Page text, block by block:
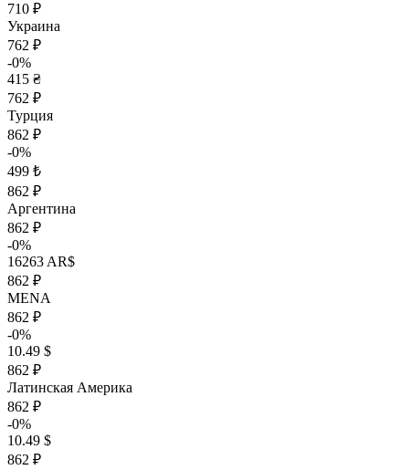
710 ₽
Украина
762 ₽
-0%
415 ₴
762 ₽
Турция
862 ₽
-0%
499 ₺
862 ₽
Аргентина
862 ₽
-0%
16263 AR$
862 ₽
MENA
862 ₽
-0%
10.49 $
862 ₽
Латинская Америка
862 ₽
-0%
10.49 $
862 ₽